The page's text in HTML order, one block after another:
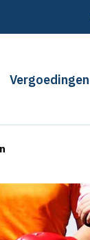
Vergoedingen